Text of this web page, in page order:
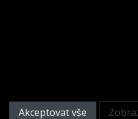
Akceptovat vše